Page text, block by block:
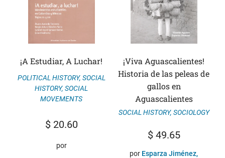
¡A Estudiar, A Luchar!
POLITICAL HISTORY, SOCIAL
HISTORY, SOCIAL
MOVEMENTS
$20.60
por
¡Viva Aguascalientes!
Historia de las peleas de
gallos en
Aguascalientes
SOCIAL HISTORY, SOCIOLOGY
$49.65
por Esparza Jiménez,